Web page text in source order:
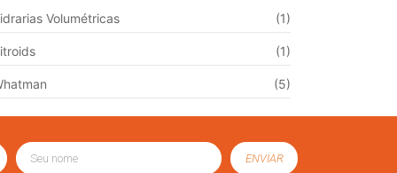
Volumétricas (1)
(1)
(5)
ENVIAR